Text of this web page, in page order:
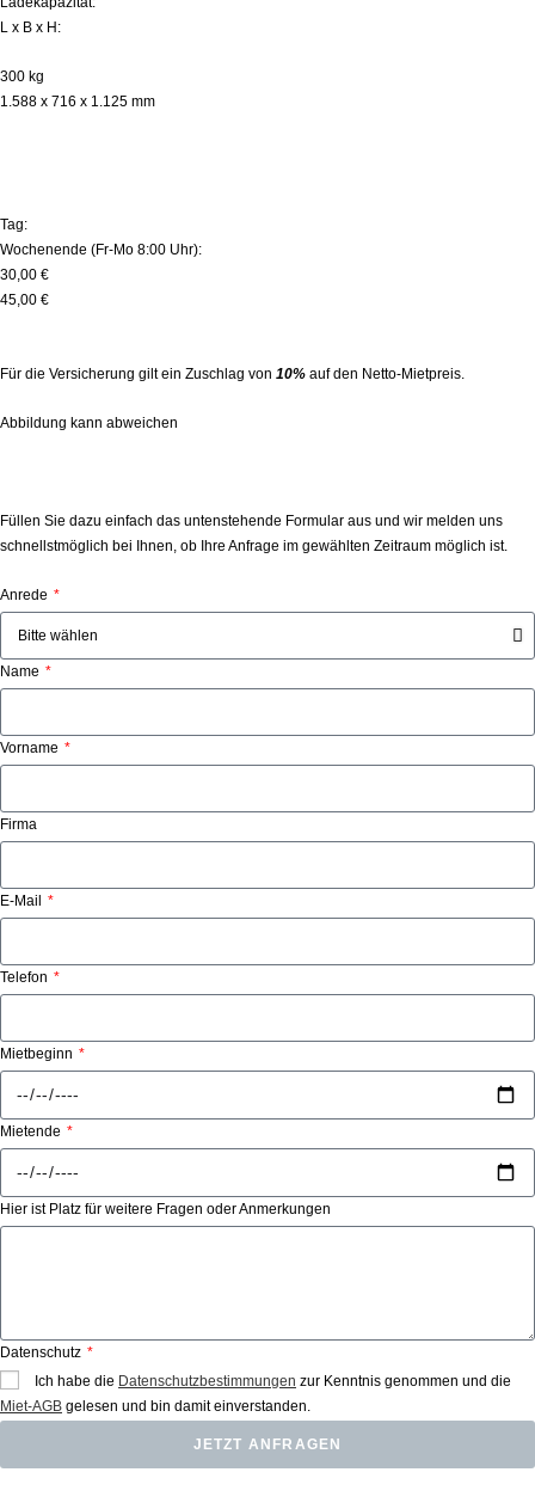
L x B x H:
300 kg
1.588 x 716 x 1.125 mm
Tag:
Wochenende (Fr-Mo 8:00 Uhr):
30,00 €
45,00 €
Für die Versicherung gilt ein Zuschlag von 10% auf den Netto-Mietpreis.
Abbildung kann abweichen
Füllen Sie dazu einfach das untenstehende Formular aus und wir melden uns
schnellstmöglich bei Ihnen, ob Ihre Anfrage im gewählten Zeitraum möglich ist.
Anrede
Name
Vorname
Firma
E-Mail
Telefon
Mietbeginn
Mietende
Hier ist Platz für weitere Fragen oder Anmerkungen
Datenschutz
Ich habe die Datenschutzbestimmungen zur Kenntnis genommen und die
Miet-AGB gelesen und bin damit einverstanden.
JETZT ANFRAGEN